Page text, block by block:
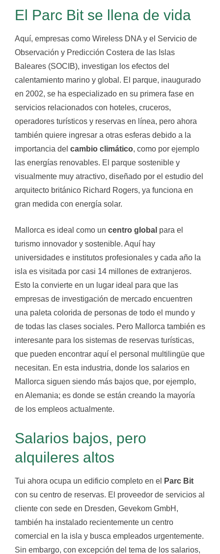
El Parc Bit se llena de vida
Aquí, empresas como Wireless DNA y el Servicio de
Observación y Predicción Costera de las Islas
Baleares (SOCIB), investigan los efectos del
calentamiento marino y global. El parque, inaugurado
en 2002, se ha especializado en su primera fase en
servicios relacionados con hoteles, cruceros,
operadores turísticos y reservas en línea, pero ahora
también quiere ingresar a otras esferas debido a la
importancia del cambio climático, como por ejemplo
las energías renovables. El parque sostenible y
visualmente muy atractivo, diseñado por el estudio del
arquitecto británico Richard Rogers, ya funciona en
gran medida con energía solar.
Mallorca es ideal como un centro global para el
turismo innovador y sostenible. Aquí hay
universidades e institutos profesionales y cada año la
isla es visitada por casi 14 millones de extranjeros.
Esto la convierte en un lugar ideal para que las
empresas de investigación de mercado encuentren
una paleta colorida de personas de todo el mundo y
de todas las clases sociales. Pero Mallorca también es
interesante para los sistemas de reservas turísticas,
que pueden encontrar aquí el personal multilingüe que
necesitan. En esta industria, donde los salarios en
Mallorca siguen siendo más bajos que, por ejemplo,
en Alemania; es donde se están creando la mayoría
de los empleos actualmente.
Salarios bajos, pero
alquileres altos
Tui ahora ocupa un edificio completo en el
Parc Bit
con su centro de reservas. El proveedor de servicios al
cliente con sede en Dresden, Gevekom GmbH,
también ha instalado recientemente un centro
comercial en la isla y busca empleados urgentemente.
Sin embargo, con excepción del tema de los salarios,